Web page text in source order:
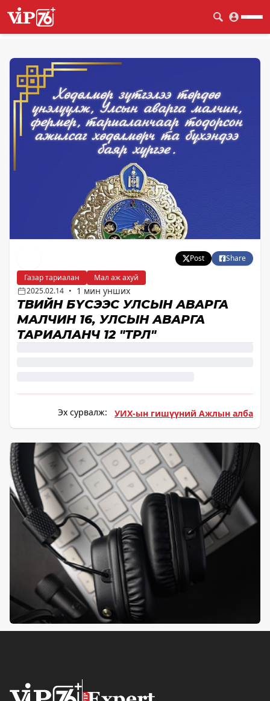
Post
Share
Газар тариалан
Мал аж ахуй
2025.02.14 • 1 мин унших
ТӨВИЙН БҮСЭЭС УЛСЫН АВАРГА
МАЛЧИН 16, УЛСЫН АВАРГА
ТАРИАЛАНЧ 12 "ТӨРЛӨӨ"
Эх сурвалж: УИХ-ын гишүүний Ажлын алба